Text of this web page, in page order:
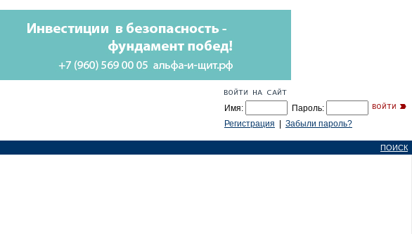
Имя:
Пароль:
Регистрация
Забыли пароль?
ПОИСК